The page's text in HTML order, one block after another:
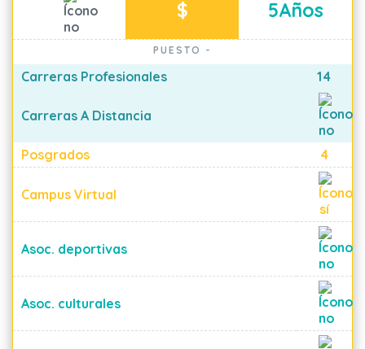
$ 5Años
PUESTO -
Carreras Profesionales 14
Carreras A Distancia
Posgrados 4
Campus Virtual
Asoc. deportivas
Asoc. culturales